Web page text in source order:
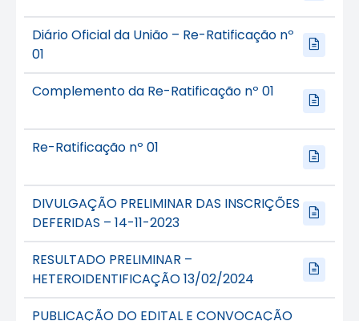
Diário Oficial da União – Re-Ratificação nº
01
Complemento da Re-Ratificação nº 01
Re-Ratificação nº 01
DIVULGAÇÃO PRELIMINAR DAS INSCRIÇÕES
DEFERIDAS – 14-11-2023
RESULTADO PRELIMINAR –
HETEROIDENTIFICAÇÃO 13/02/2024
PUBLICAÇÃO DO EDITAL E CONVOCAÇÃO